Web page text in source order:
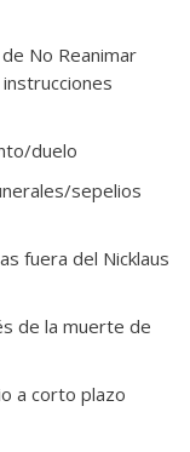
No Reanimar
duelo
sepelios
fuera del Nicklaus
de la muerte de
a corto plazo